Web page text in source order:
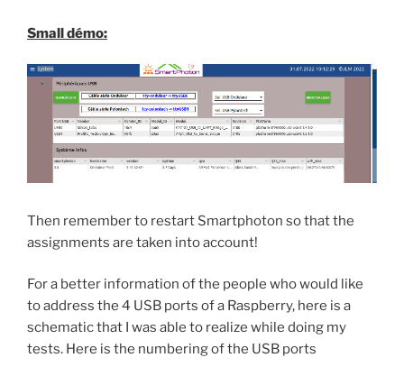
Small démo:
Then remember to restart Smartphoton so that the
assignments are taken into account!
For a better information of the people who would like
to address the 4 USB ports of a Raspberry, here is a
schematic that I was able to realize while doing my
tests. Here is the numbering of the USB ports